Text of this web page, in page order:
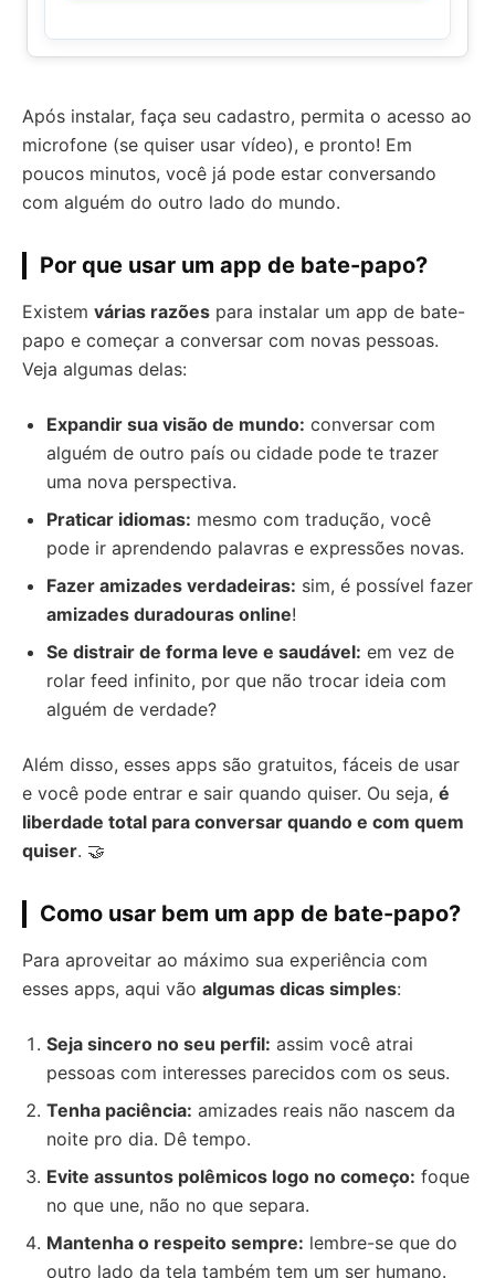
Após instalar, faça seu cadastro, permita o acesso ao
microfone (se quiser usar vídeo), e pronto! Em
poucos minutos, você já pode estar conversando
com alguém do outro lado do mundo.
Por que usar um app de bate-papo?
Existem várias razões para instalar um app de bate-
papo e começar a conversar com novas pessoas.
Veja algumas delas:
Expandir sua visão de mundo: conversar com
alguém de outro país ou cidade pode te trazer
uma nova perspectiva.
Praticar idiomas: mesmo com tradução, você
pode ir aprendendo palavras e expressões novas.
Fazer amizades verdadeiras: sim, é possível fazer
amizades duradouras online!
Se distrair de forma leve e saudável: em vez de
rolar feed infinito, por que não trocar ideia com
alguém de verdade?
Além disso, esses apps são gratuitos, fáceis de usar
e você pode entrar e sair quando quiser. Ou seja, é
liberdade total para conversar quando e com quem
quiser. 🤝
Como usar bem um app de bate-papo?
Para aproveitar ao máximo sua experiência com
esses apps, aqui vão algumas dicas simples:
Seja sincero no seu perfil: assim você atrai
pessoas com interesses parecidos com os seus.
Tenha paciência: amizades reais não nascem da
noite pro dia. Dê tempo.
Evite assuntos polêmicos logo no começo: foque
no que une, não no que separa.
Mantenha o respeito sempre: lembre-se que do
outro lado da tela também tem um ser humano.